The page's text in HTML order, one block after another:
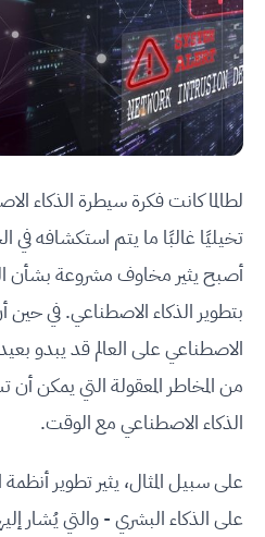
لطالما كانت فكرة سيطرة الذكاء
تخيليًا غالبًا ما يتم استكشافه في
أصبح يثير مخاوف مشروعة بشأن
بتطوير الذكاء الاصطناعي. في حين
الاصطناعي على العالم قد يبدو
من المخاطر المعقولة التي يمكن
الذكاء الاصطناعي مع الوقت.
على سبيل المثال، يثير تطوير
على الذكاء البشري - والتي يُشار